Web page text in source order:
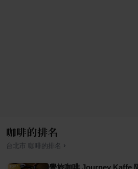
咖啡的排名
台北市 咖啡 的排名 ›
覺旅咖啡 Journey Kaffe